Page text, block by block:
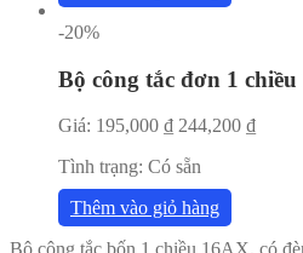
-20%
Bộ công tắc đơn 1
Giá: 195,000 ₫ 244,200 ₫
Tình trạng: Có sẵn
Thêm vào giỏ hàng